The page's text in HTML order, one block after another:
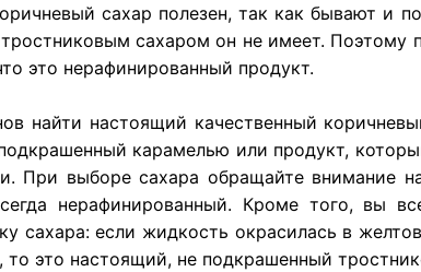
сахар полезен, так как бывают и
сахаром он не имеет. Поэтому
это нерафинированный продукт.
найти настоящий качественный
карамелью или продукт,
При выборе сахара обращайте внимание
нерафинированный. Кроме того, вы
сахара: если жидкость окрасилась в
то это настоящий, не подкрашенный